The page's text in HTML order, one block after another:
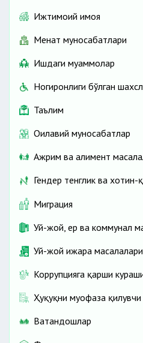
Ижтимоий ҳимоя
Меҳнат муносабатлари
Ишдаги муаммолар
Ногиронлиги бўлган
Таълим
Оилавий муносабатлар
Ажрим ва алимент
Гендер тенглик ва хотин-
Миграция
Уй-жой, ер ва коммунал
Уй-жой ижара масалалари
Коррупцияга қарши
Ҳуқуқни муҳофаза
Ватандошлар